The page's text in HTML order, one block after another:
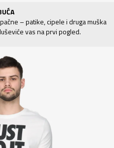
– patike, cipele i druga muška
vas na prvi pogled.